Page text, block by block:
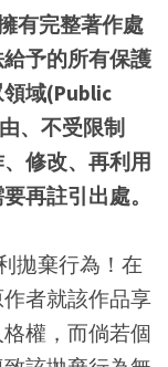
有完整著作處
予的所有保護
域(Public
、不受限制
修改、再利用
再註引出處。
拋棄行為！在
者就該作品享
權，而倘若個